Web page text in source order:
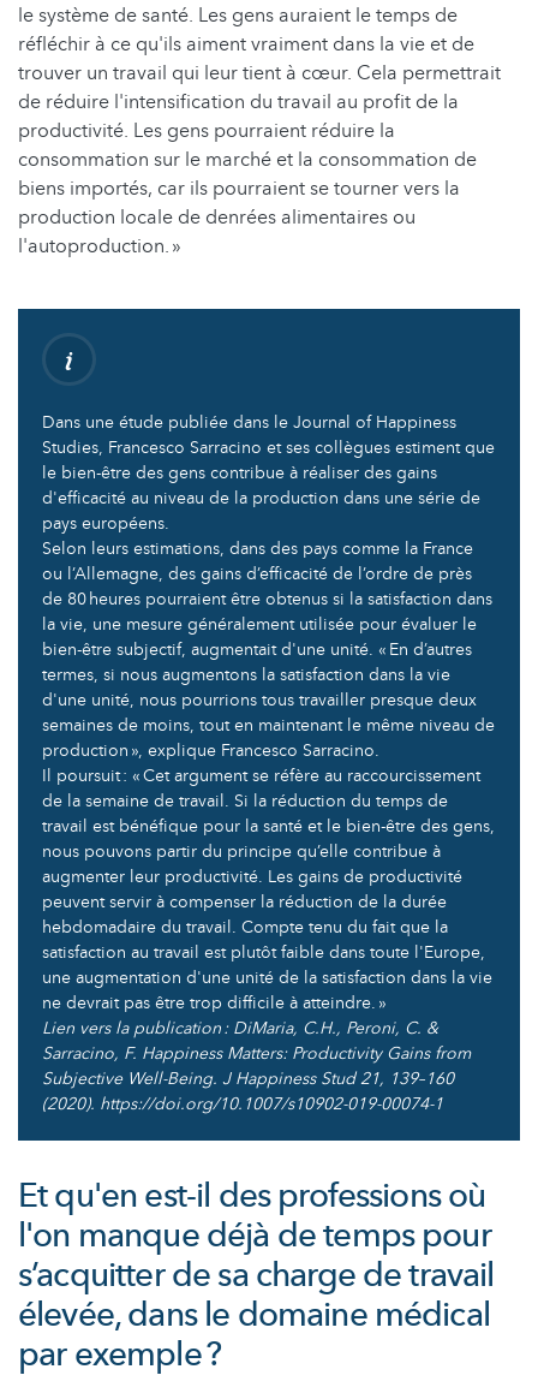
le système de santé. Les gens auraient le temps de
réfléchir à ce qu'ils aiment vraiment dans la vie et de
trouver un travail qui leur tient à cœur. Cela permettrait
de réduire l'intensification du travail au profit de la
productivité. Les gens pourraient réduire la
consommation sur le marché et la consommation de
biens importés, car ils pourraient se tourner vers la
production locale de denrées alimentaires ou
l'autoproduction. »
Dans une étude publiée dans le Journal of Happiness
Studies, Francesco Sarracino et ses collègues estiment que
le bien-être des gens contribue à réaliser des gains
d'efficacité au niveau de la production dans une série de
pays européens.
Selon leurs estimations, dans des pays comme la France
ou l’Allemagne, des gains d’efficacité de l’ordre de près
de 80 heures pourraient être obtenus si la satisfaction dans
la vie, une mesure généralement utilisée pour évaluer le
bien-être subjectif, augmentait d'une unité. « En d’autres
termes, si nous augmentons la satisfaction dans la vie
d'une unité, nous pourrions tous travailler presque deux
semaines de moins, tout en maintenant le même niveau de
production », explique Francesco Sarracino.
Il poursuit : « Cet argument se réfère au raccourcissement
de la semaine de travail. Si la réduction du temps de
travail est bénéfique pour la santé et le bien-être des gens,
nous pouvons partir du principe qu’elle contribue à
augmenter leur productivité. Les gains de productivité
peuvent servir à compenser la réduction de la durée
hebdomadaire du travail. Compte tenu du fait que la
satisfaction au travail est plutôt faible dans toute l'Europe,
une augmentation d'une unité de la satisfaction dans la vie
ne devrait pas être trop difficile à atteindre. »
Lien vers la publication : DiMaria, C.H., Peroni, C. &
Sarracino, F. Happiness Matters: Productivity Gains from
Subjective Well-Being. J Happiness Stud 21, 139–160
(2020). https://doi.org/10.1007/s10902-019-00074-1
Et qu'en est-il des professions où
l'on manque déjà de temps pour
s’acquitter de sa charge de travail
élevée, dans le domaine médical
par exemple ?